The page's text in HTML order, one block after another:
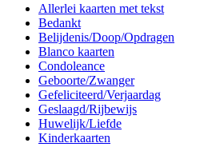
Allerlei kaarten met tekst
Bedankt
Belijdenis/Doop/Opdragen
Blanco kaarten
Condoleance
Geboorte/Zwanger
Gefeliciteerd/Verjaardag
Geslaagd/Rijbewijs
Huwelijk/Liefde
Kinderkaarten